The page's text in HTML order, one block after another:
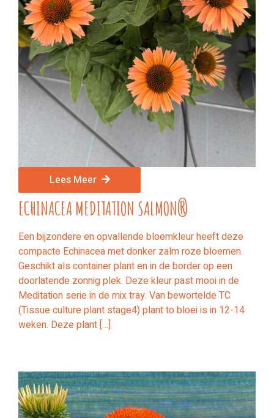
Lees Meer
ECHINACEA MEDITATION SALMON®
Een bijzondere en opvallende bloemkleur heeft deze
compacte Echinacea met donker zalm roze bloemen.
Geschikt als container plant en in de border op een
doorlatende zonnig plek. Deze kleur past mooi in de
Meditation serie in de mix tray. Van bewortelde TC
(Tissue culture plant stage4) plant to bloei is in 12-14
weken. Deze plant […]